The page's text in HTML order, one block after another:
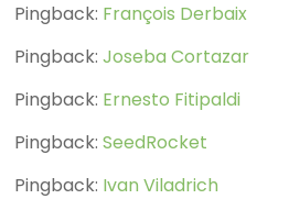
Pingback: François Derbaix
Pingback:Joseba Cortazar
Pingback: Ernesto Fitipaldi
Pingback:SeedRocket
Pingback: Ivan Viladrich